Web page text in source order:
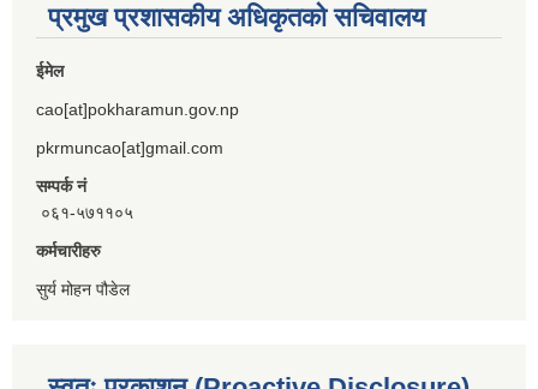
प्रमुख प्रशासकीय अधिकृतको सचिवालय
ईमेल
cao[at]pokharamun.gov.np
pkrmuncao[at]gmail.com
सम्पर्क नं
०६१-५७११०५
कर्मचारीहरु
सुर्य मोहन पौडेल